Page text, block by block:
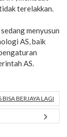
terelakkan.
menyusun
AS, baik
AS.
BERJAYA LAGI